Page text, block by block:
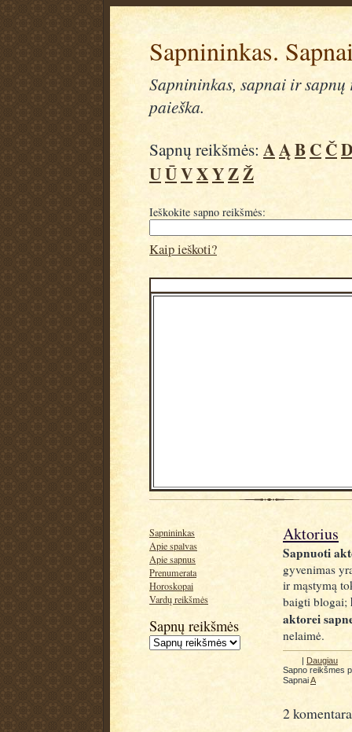
Sapnininkas.
Sapnininkas, sapnai ir
paieška.
Sapnų reikšmės: AĄBCČD
UŪVXYZŽ
Ieškokite sapno reikšmės:
Kaip ieškoti?
Sapnininkas
Apie spalvas
Apie sapnus
Prenumerata
Horoskopai
Vardų reikšmės
Sapnų reikšmės
Aktorius
Sapnuoti
gyvenimas
ir mąstymą
baigti blogai;
aktorei
nelaimė.
| Daugiau
Sapno reikšmes
SapnaiA
2